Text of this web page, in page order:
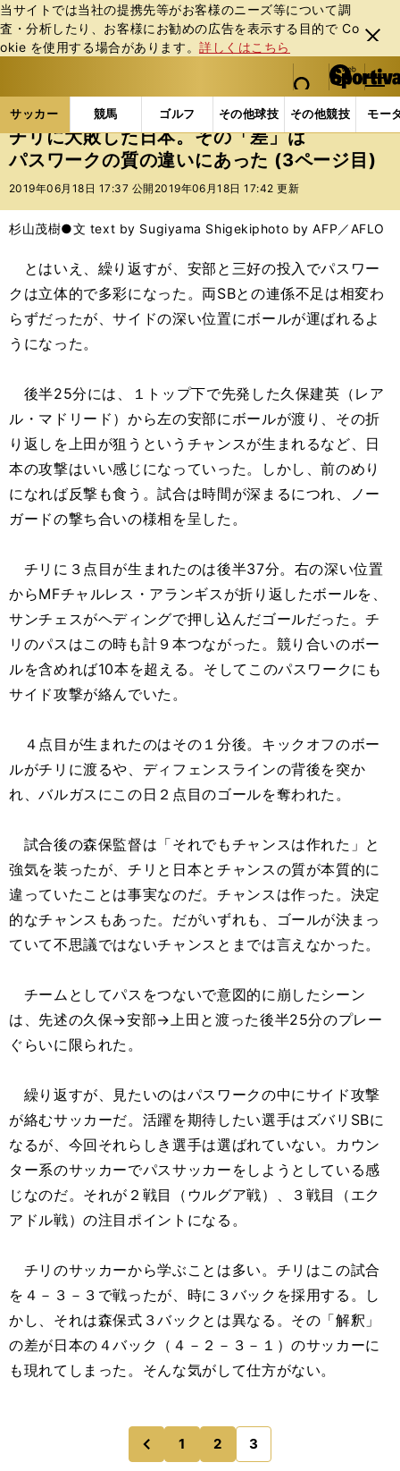
当サイトでは当社の提携先等がお客様のニーズ等について調
査・分析したり、お客様にお勧めの広告を表⽰する⽬的で Co
okie を使⽤する場合があります。詳しくはこちら
閉じ
る
web Sportiva (webスポルティーバ)
検索
マイペ
ー
ジ
メニュ
サッカー 競馬 ゴルフ その他球技 その他競技 モー
ス
ポ
ル
バ
サッカーの記事一覧 サッカー代表 日本代表 チ
チリに大敗した日本。その「差」は
パスワークの質の違いにあった (3ページ目)
2019年06月18日 17:37 公開 2019年06月18日 17:42 更新
杉山茂樹●文 text by Sugiyama Shigekiphoto by AFP／AFLO
とはいえ、繰り返すが、安部と三好の投入でパスワー
クは立体的で多彩になった。両SBとの連係不足は相変わ
らずだったが、サイドの深い位置にボールが運ばれるよ
うになった。
後半25分には、１トップ下で先発した久保建英（レア
ル・マドリード）から左の安部にボールが渡り、その折
り返しを上田が狙うというチャンスが生まれるなど、日
本の攻撃はいい感じになっていった。しかし、前のめり
になれば反撃も食う。試合は時間が深まるにつれ、ノー
ガードの撃ち合いの様相を呈した。
チリに３点目が生まれたのは後半37分。右の深い位置
からMFチャルレス・アランギスが折り返したボールを、
サンチェスがヘディングで押し込んだゴールだった。チ
リのパスはこの時も計９本つながった。競り合いのボー
ルを含めれば10本を超える。そしてこのパスワークにも
サイド攻撃が絡んでいた。
４点目が生まれたのはその１分後。キックオフのボー
ルがチリに渡るや、ディフェンスラインの背後を突か
れ、バルガスにこの日２点目のゴールを奪われた。
試合後の森保監督は「それでもチャンスは作れた」と
強気を装ったが、チリと日本とチャンスの質が本質的に
違っていたことは事実なのだ。チャンスは作った。決定
的なチャンスもあった。だがいずれも、ゴールが決まっ
ていて不思議ではないチャンスとまでは言えなかった。
チームとしてパスをつないで意図的に崩したシーン
は、先述の久保→安部→上田と渡った後半25分のプレー
ぐらいに限られた。
繰り返すが、見たいのはパスワークの中にサイド攻撃
が絡むサッカーだ。活躍を期待したい選手はズバリSBに
なるが、今回それらしき選手は選ばれていない。カウン
ター系のサッカーでパスサッカーをしようとしている感
じなのだ。それが２戦目（ウルグア戦）、３戦目（エク
アドル戦）の注目ポイントになる。
チリのサッカーから学ぶことは多い。チリはこの試合
を４－３－３で戦ったが、時に３バックを採用する。し
かし、それは森保式３バックとは異なる。その「解釈」
の差が日本の４バック（４－２－３－１）のサッカーに
も現れてしまった。そんな気がして仕方がない。
前
のページへ
1 2 3